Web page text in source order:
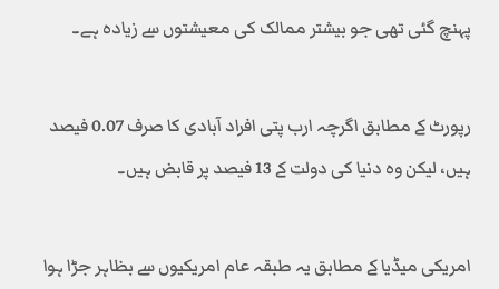
پہنچ گئی تھی جو بیشتر ممالک کی معیشتوں سے زیادہ ہے۔
رپورٹ کے مطابق اگرچہ ارب پتی افراد آبادی کا صرف 0.07 فیصد
ہیں، لیکن وہ دنیا کی دولت کے 13 فیصد پر قابض ہیں۔
امریکی میڈیا کے مطابق یہ طبقہ عام امریکیوں سے بظاہر جڑا ہوا